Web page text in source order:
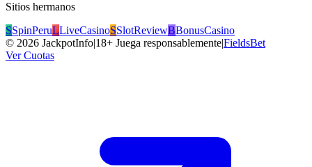
Sitios hermanos
SSpinPeruLLiveCasinoSSlotReviewBBonusCasino
© 2026 JackpotInfo|18+ Juega responsablemente|FieldsBet
Ver Cuotas